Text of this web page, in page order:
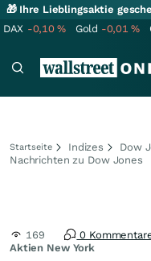
🎁 Ihre Lieblingsaktie
DAX -0,10% Gold -0,01%
Startseite Indizes
Dow
Nachrichten zu Dow Jones
Aktien New York
169 0